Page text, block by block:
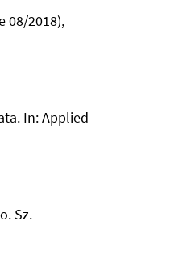
08/2018),
In: Applied
Sz.